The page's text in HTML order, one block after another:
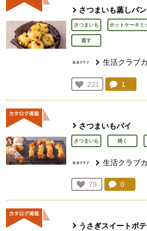
さつまいも蒸しパン
さつまいも ホットケーキミ
蒸す
生活クラブ
お気に入り登録：
221
人が登録
コメン
1
さつまいもパイ
さつまいも 焼く
生活クラブ
お気に入り登録：
79
人が登録
コメント
0
うさぎスイートポテ